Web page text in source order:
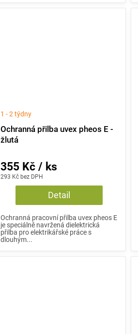
Ochranná přilba uvex pheos E -
žlutá
1 - 2 týdny
293 Kč bez DPH
355 Kč / ks
Detail
Ochranná pracovní přilba uvex pheos E
je speciálně navržená dielektrická
přilba pro elektrikářské práce s
dlouhým...